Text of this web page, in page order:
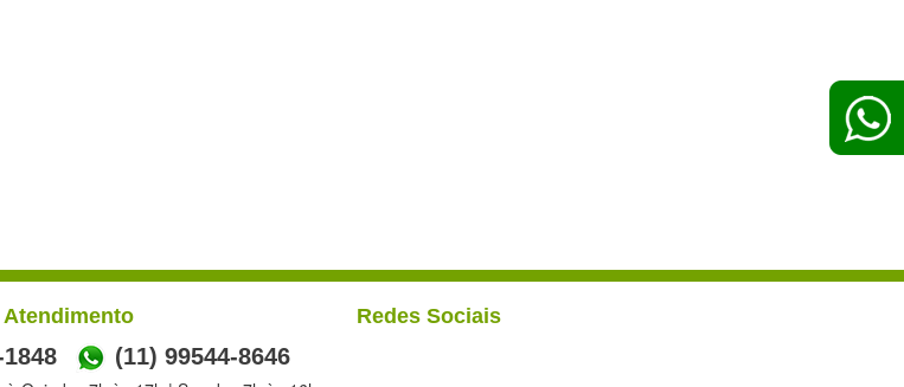
(11) 99544-8646
Redes Sociais